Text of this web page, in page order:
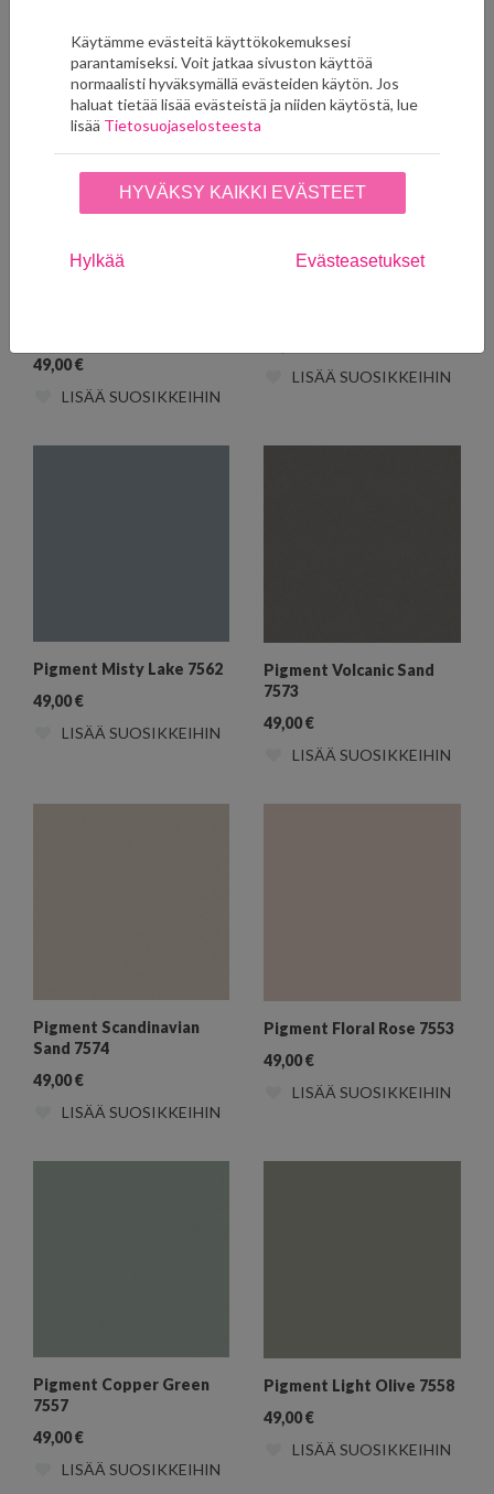
LISÄÄ SUOSIKKEIHIN
LISÄÄ SUOSIKKEIHIN
49,00€
LISÄÄ SUOSIKKEIHIN
LISÄÄ SUOSIKKEIHIN
Pigment Misty Lake 7562
49,00€
LISÄÄ SUOSIKKEIHIN
Pigment Volcanic Sand
7573
49,00€
LISÄÄ SUOSIKKEIHIN
Pigment Scandinavian
Sand 7574
49,00€
LISÄÄ SUOSIKKEIHIN
Pigment Floral Rose 7553
49,00€
LISÄÄ SUOSIKKEIHIN
Pigment Copper Green
7557
49,00€
LISÄÄ SUOSIKKEIHIN
Pigment Light Olive 7558
49,00€
LISÄÄ SUOSIKKEIHIN
Käytämme evästeitä käyttökokemuksesi
parantamiseksi. Voit jatkaa sivuston käyttöä
normaalisti hyväksymällä evästeiden käytön. Jos
haluat tietää lisää evästeistä ja niiden käytöstä, lue
lisää Tietosuojaselosteesta
HYVÄKSY KAIKKI EVÄSTEET
Hylkää Evästeasetukset